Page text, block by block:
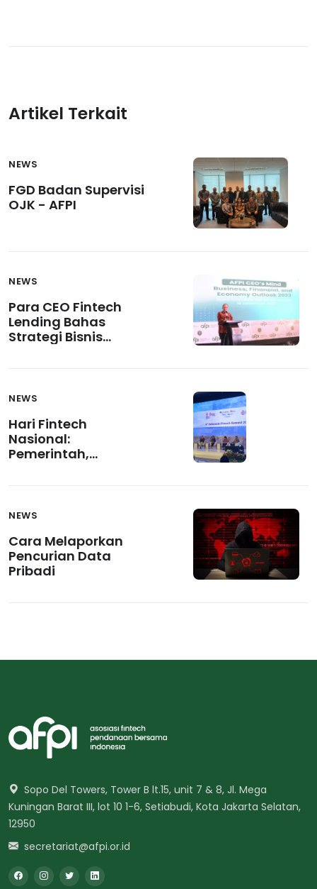
Artikel Terkait
NEWS
FGD Badan Supervisi
OJK - AFPI
NEWS
Para CEO Fintech
Lending Bahas
Strategi Bisnis
NEWS
Hari Fintech
Nasional:
Pemerintah,
untuk Memperkuat
Digital
NEWS
Cara Melaporkan
Pencurian Data
Pribadi
Sopo Del Towers, Tower B lt.15, unit 7 & 8, Jl. Mega
Kuningan Barat III, lot 10 1-6, Setiabudi, Kota Jakarta Selatan,
12950
secretariat@afpi.or.id